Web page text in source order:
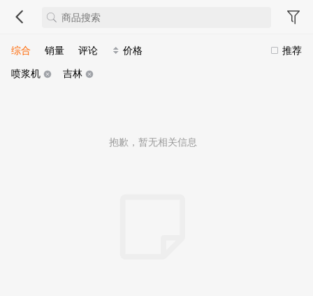
推荐
综合 销量 评论
价格
喷浆机
吉林
抱歉，暂无相关信息